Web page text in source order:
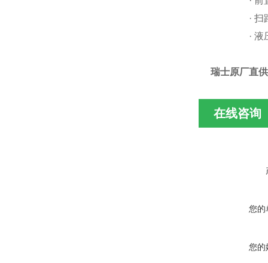
· 扫
· 液
瑞士原厂直
在线咨询
您的
您的